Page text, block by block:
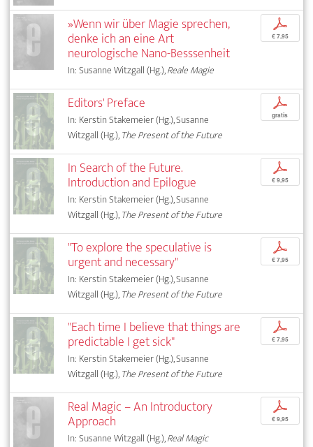
»Wenn wir über Magie sprechen,
denke ich an eine Art
neurologische Nano-Besssenheit
In: Susanne Witzgall (Hg.),Reale Magie
p
€ 7,95
Editors' Preface
In: Kerstin Stakemeier (Hg.), Susanne
Witzgall (Hg.),The Present of the Future
p
gratis
In Search of the Future.
Introduction and Epilogue
In: Kerstin Stakemeier (Hg.), Susanne
Witzgall (Hg.),The Present of the Future
p
€ 9,95
"To explore the speculative is
urgent and necessary"
In: Kerstin Stakemeier (Hg.), Susanne
Witzgall (Hg.),The Present of the Future
p
€ 7,95
"Each time I believe that things are
predictable I get sick"
In: Kerstin Stakemeier (Hg.), Susanne
Witzgall (Hg.),The Present of the Future
p
€ 7,95
Real Magic – An Introductory
Approach
In: Susanne Witzgall (Hg.),Real Magic
p
€ 9,95